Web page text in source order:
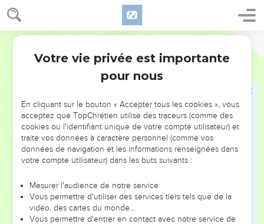
NE MANQUEZ PAS L’ÉVÉNEMENT
DE L’ANNÉE !
ET SI LEURS ERREURS POUVAIENT VOUS ÉVITER LES
VOTRES ?
leur foi ou leur vision. Mais on voit moins les doutes, les erreurs
et les saisons difficiles qu'ils ont traversés, alors même que ce
sont elles qui les ont façonnés.
Votre vie privée est importante
pour nous
En cliquant sur le bouton « Accepter tous les cookies », vous
acceptez que TopChrétien utilise des traceurs (comme des
cookies ou l'identifiant unique de votre compte utilisateur) et
traite vos données à caractère personnel (comme vos
données de navigation et les informations renseignées dans
votre compte utilisateur) dans les buts suivants :
Mesurer l'audience de notre service
Vous permettre d'utiliser des services tiers tels que de la
vidéo, des cartes du monde…
Vous permettre d'entrer en contact avec notre service de